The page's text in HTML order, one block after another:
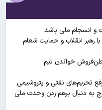
و انسجام ملی باشد
رهبر انقلاب و حمایت شعام
خواندن تیم
به دنبال برهم زدن وحدت ملی